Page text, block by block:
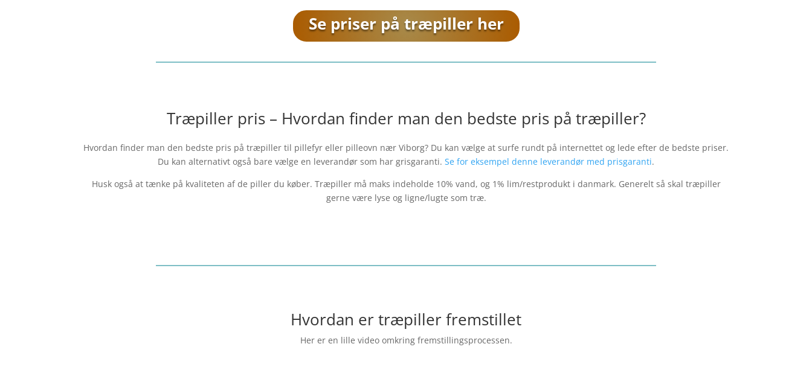
Se priser på træpiller her
Træpiller pris – Hvordan finder man den bedste pris på træpiller?
Hvordan finder man den bedste pris på træpiller til pillefyr eller pilleovn nær Viborg? Du kan vælge at surfe rundt på internettet og lede efter de bedste priser.
Du kan alternativt også bare vælge en leverandør som har grisgaranti. Se for eksempel denne leverandør med prisgaranti.
Husk også at tænke på kvaliteten af de piller du køber. Træpiller må maks indeholde 10% vand, og 1% lim/restprodukt i danmark. Generelt så skal træpiller
gerne være lyse og ligne/lugte som træ.
Hvordan er træpiller fremstillet
Her er en lille video omkring fremstillingsprocessen.